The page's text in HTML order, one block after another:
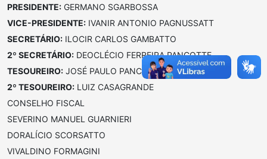
PRESIDENTE: GERMANO SGARBOSSA
VICE-PRESIDENTE: IVANIR ANTONIO PAGNUSSATT
SECRETÁRIO: ILOCIR CARLOS GAMBATTO
2º SECRETÁRIO: DEOCLÉCIO FERREIRA PANCOTTE
TESOUREIRO: JOSÉ PAULO PANCOTTE
2º TESOUREIRO: LUIZ CASAGRANDE
CONSELHO FISCAL
SEVERINO MANUEL GUARNIERI
DORALÍCIO SCORSATTO
VIVALDINO FORMAGINI